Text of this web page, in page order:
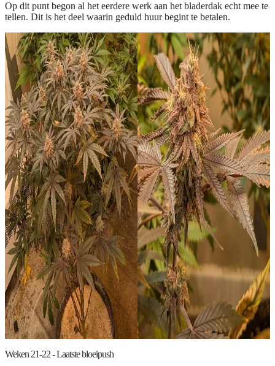
Op dit punt begon al het eerdere werk aan het bladerdak echt mee te
tellen. Dit is het deel waarin geduld huur begint te betalen.
Weken 21-22 - Laatste bloeipush